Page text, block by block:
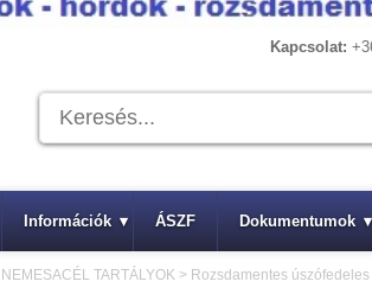
Kapcsolat:
Információk ▾ ÁSZF Dokumentumok ▾
TARTÁLYOK > Rozsdamentes